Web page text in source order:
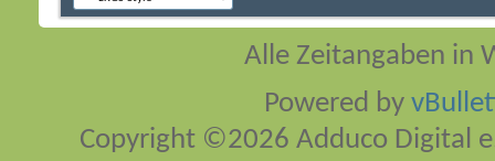
Alle Zeitangaben in
Powered by
Copyright ©2026 Adduco Digital